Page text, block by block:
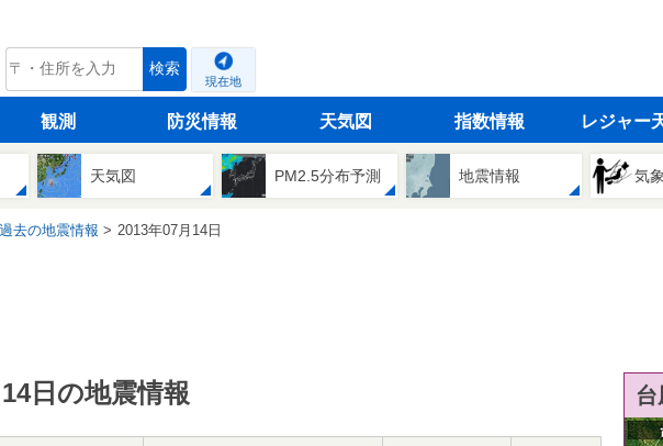
tenki.jp 検索
現在地
観測 防災情報 天気図 指数情報 レジャー
天気図 PM2.5分布予測 地震情報 気
過去の地震情報 2013年07月14日
日の地震情報